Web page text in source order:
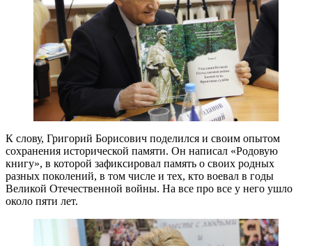
К слову, Григорий Борисович поделился и своим опытом
сохранения исторической памяти. Он написал «Родовую
книгу», в которой зафиксировал память о своих родных
разных поколений, в том числе и тех, кто воевал в годы
Великой Отечественной войны. На все про все у него ушло
около пяти лет.